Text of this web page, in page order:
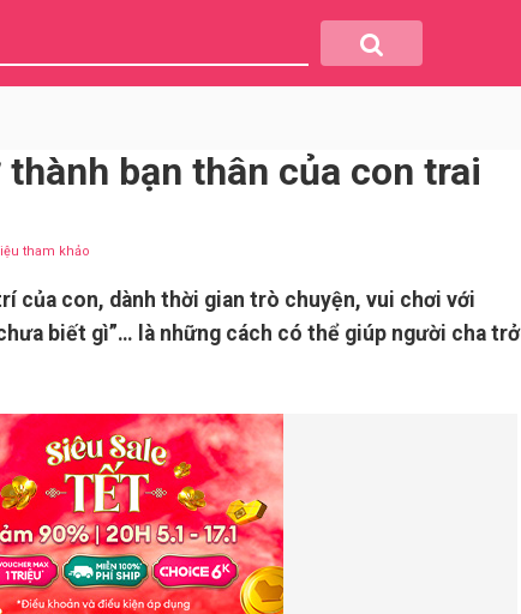
bạn thân của con trai
tham khảo
của con, dành thời gian trò chuyện, vui chơi với
biết gì”… là những cách có thể giúp người cha trở